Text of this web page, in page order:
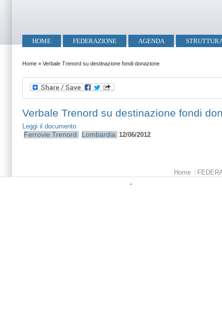
Menu principale
HOME FEDERAZIONE AGENDA
Tu sei qui
Home » Verbale Trenord su destinazione fondi donazione
Verbale Trenord su destinazione fondi
Leggi il documento
Ferrovie Trenord Lombardia 12/06/2012
Home